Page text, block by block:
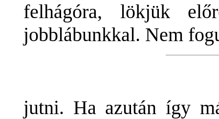
felhágóra, lökjük
jobblábunkkal. Nem
jutni. Ha azután így